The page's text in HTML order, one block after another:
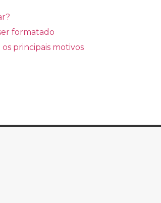
formatado
principais motivos